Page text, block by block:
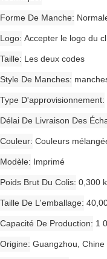
Forme De Manche
Logo Accepter le logo du
Taille Les deux codes
Style De Manches
Type D'approvisionnement
Délai De Livraison Des
Couleur Couleurs
Modèle Imprimé
Poids Brut Du Colis 0,300
Taille De L'emballage
Capacité De Production 1
Origine Guangzhou, Chine